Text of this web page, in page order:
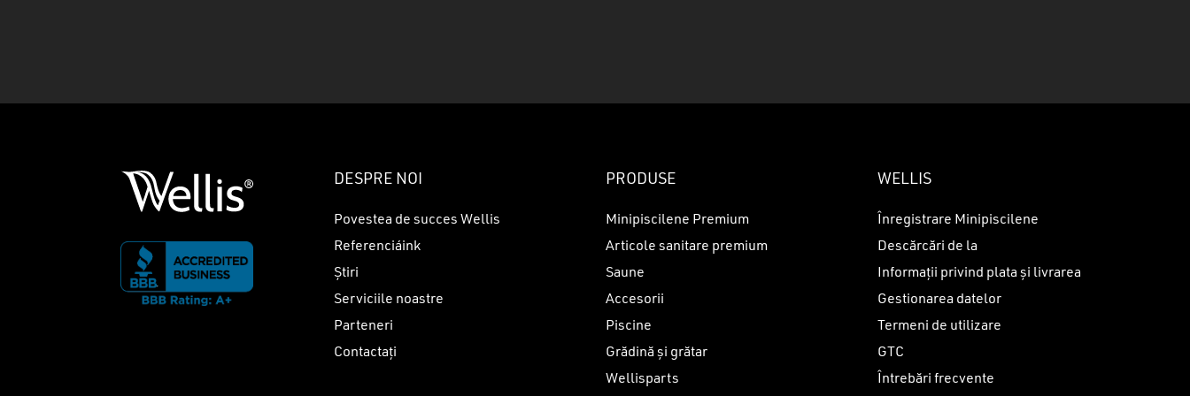
DESPRE NOI
Povestea de succes Wellis
Referenciáink
Știri
Serviciile noastre
Parteneri
Contactați
PRODUSE
Minipiscilene Premium
Articole sanitare premium
Saune
Accesorii
Piscine
Grădină și grătar
Wellisparts
WELLIS
Înregistrare Minipiscilene
Descărcări de la
Informații privind plata și livrarea
Gestionarea datelor
Termeni de utilizare
GTC
Întrebări frecvente